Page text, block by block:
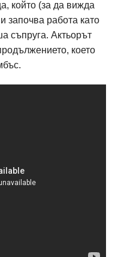
който (за да вижда
започва работа като
съпруга. Актьорът
което